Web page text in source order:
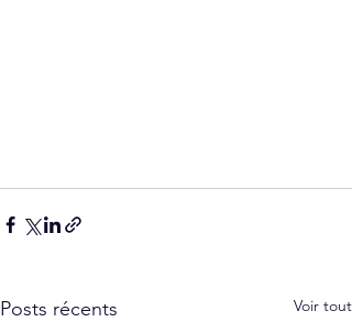
Posts récents Voir tout